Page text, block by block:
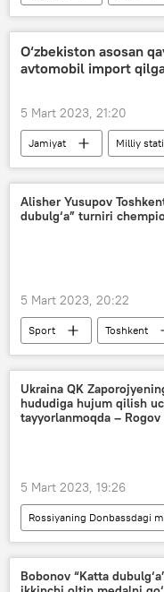
O‘zbekiston asosan
avtomobil import
5 Mart 2023, 21:20
Jamiyat
Milliy
O‘zbekiston
Alisher Yusupov
dubulg‘a” turniri
5 Mart 2023, 20:22
Sport Toshkent
musobaqa
Ukraina QK
hududiga hujum qilish
tayyorlanmoqda – Rogov
5 Mart 2023, 19:26
Zaporojye viloyati
Rossiya
Bobonov “Katta